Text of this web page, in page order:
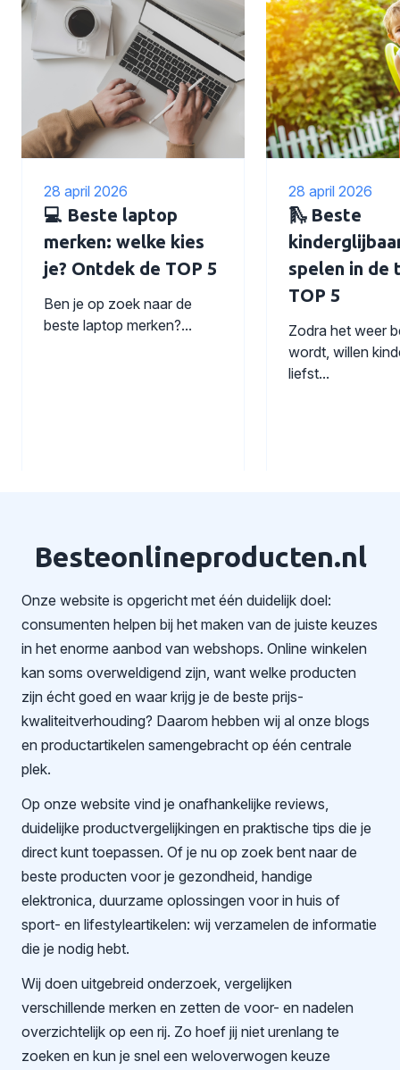
28 april 2026
💻 Beste laptop
merken: welke kies
je? Ontdek de TOP 5
Ben je op zoek naar de
beste laptop merken?...
28 april 2026
🛝 Beste
spelen in de
TOP 5
Zodra het weer
wordt, willen
liefst...
Besteonlineproducten.nl
Onze website is opgericht met één duidelijk doel:
consumenten helpen bij het maken van de juiste keuzes
in het enorme aanbod van webshops. Online winkelen
kan soms overweldigend zijn, want welke producten
zijn écht goed en waar krijg je de beste prijs-
kwaliteitverhouding? Daarom hebben wij al onze blogs
en productartikelen samengebracht op één centrale
plek.
Op onze website vind je onafhankelijke reviews,
duidelijke productvergelijkingen en praktische tips die je
direct kunt toepassen. Of je nu op zoek bent naar de
beste producten voor je gezondheid, handige
elektronica, duurzame oplossingen voor in huis of
sport- en lifestyleartikelen: wij verzamelen de informatie
die je nodig hebt.
Wij doen uitgebreid onderzoek, vergelijken
verschillende merken en zetten de voor- en nadelen
overzichtelijk op een rij. Zo hoef jij niet urenlang te
zoeken en kun je snel een weloverwogen keuze